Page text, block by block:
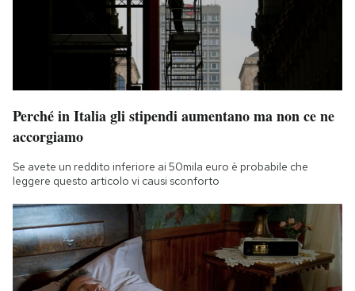
Perché in Italia gli stipendi aumentano ma non ce ne
accorgiamo
Se avete un reddito inferiore ai 50mila euro è probabile che
leggere questo articolo vi causi sconforto